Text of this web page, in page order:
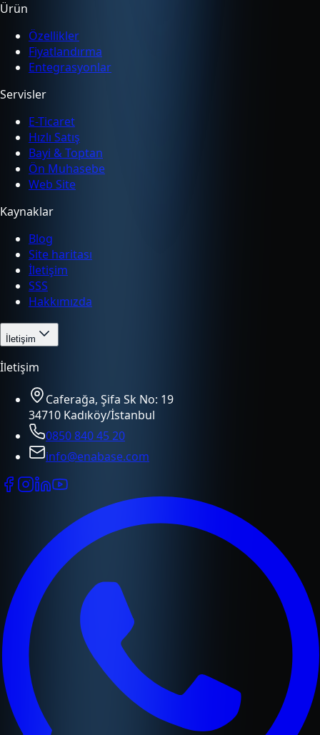
Ürün
Özellikler
Fiyatlandırma
Entegrasyonlar
Servisler
E-Ticaret
Hızlı Satış
Bayi & Toptan
Ön Muhasebe
Web Site
Kaynaklar
Blog
Site haritası
İletişim
SSS
Hakkımızda
İletişim
İletişim
Caferağa, Şifa Sk No: 19
34710 Kadıköy/İstanbul
0850 840 45 20
info@enabase.com